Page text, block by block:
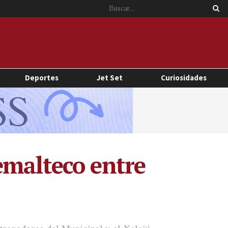
Deportes Jet Set Curiosidades
entre